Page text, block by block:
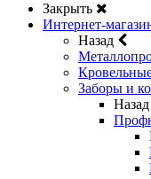
Закрыть
Интернет-
Назад
Заборы и
Назад